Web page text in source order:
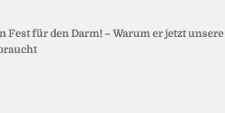
Fest für den Darm! – Warum er jetzt unsere